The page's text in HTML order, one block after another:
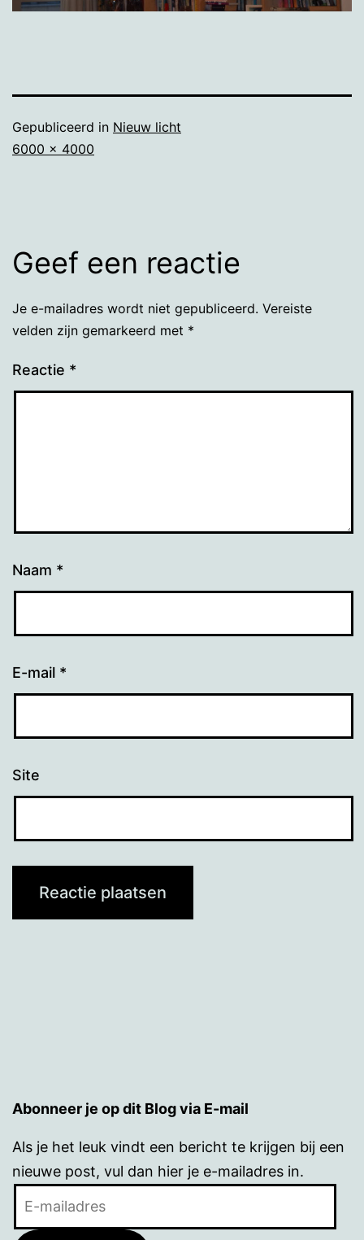
Gepubliceerd in Nieuw licht
Volledige
6000 × 4000
Geef een reactie
Je e-mailadres wordt niet gepubliceerd. Vereiste
velden zijn gemarkeerd met *
Reactie *
Naam *
E-mail *
Site
Abonneer je op dit Blog via E-mail
Als je het leuk vindt een bericht te krijgen bij een
nieuwe post, vul dan hier je e-mailadres in.